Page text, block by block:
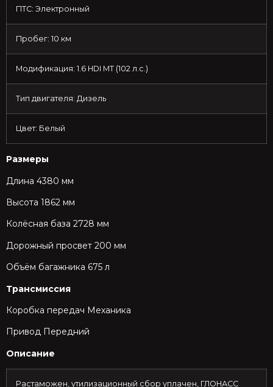
ПТС: Электронный
Пробег: 10 км
Модификация: 1.6 HDI MT (102 л.с.)
Тип двигателя: Дизель
Цвет: Белый
Размеры
Длина 4380 мм
Высота 1862 мм
Колёсная база 2728 мм
Дорожный просвет 200 мм
Объём багажника 675 л
Трансмиссия
Коробка передач Механика
Привод Передний
Описание
Paстaможeн, утилизационный сбор уплачeн, ГЛОHАСС